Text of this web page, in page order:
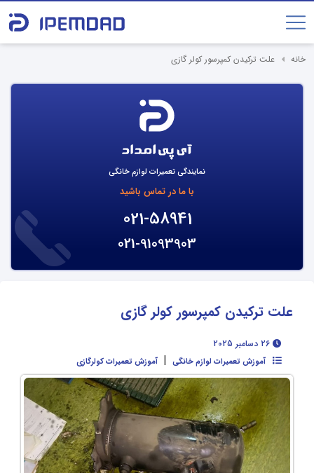
خانه علت ترکیدن کمپرسور کولر گازی
نمایندگی تعمیرات لوازم خانگی
با ما در تماس باشید
021-58941
021-91093903
علت ترکیدن کمپرسور کولر گازی
آموزش تعمیرات لوازم خانگی | آموزش تعمیرات کولرگازی